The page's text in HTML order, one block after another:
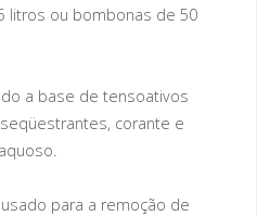
litros ou bombonas de 50
a base de tensoativos
corante e
usado para a remoção de